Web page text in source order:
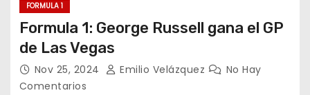
FORMULA 1
Formula 1: George Russell gana el GP
de Las Vegas
Nov 25, 2024 Emilio Velázquez
No Hay
Comentarios